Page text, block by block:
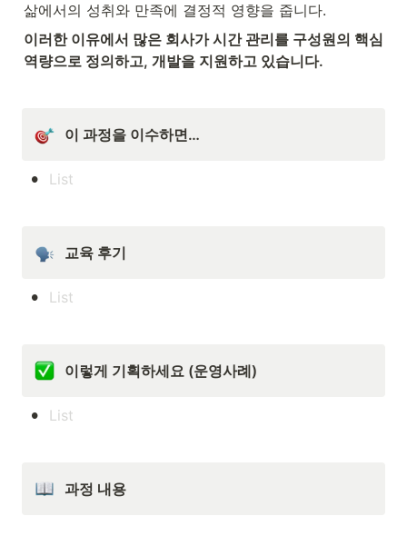
삶에서의 성취와 만족에 결정적 영향을 줍니다.
이러한 이유에서 많은 회사가 시간 관리를 구성원의 핵심
역량으로 정의하고, 개발을 지원하고 있습니다.
이 과정을 이수하면…
•
교육 후기
•
이렇게 기획하세요 (운영사례)
•
과정 내용